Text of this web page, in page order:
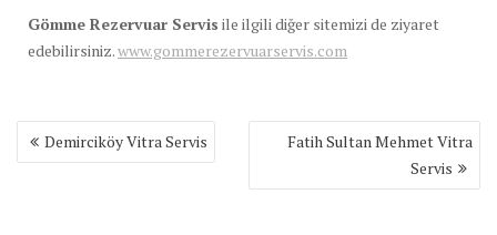
Gömme Rezervuar Servis ile ilgili diğer sitemizi de ziyaret
edebilirsiniz.www.gommerezervuarservis.com
Yazı
gezinmesi
Demirciköy Vitra Servis
Fatih Sultan Mehmet Vitra
Servis